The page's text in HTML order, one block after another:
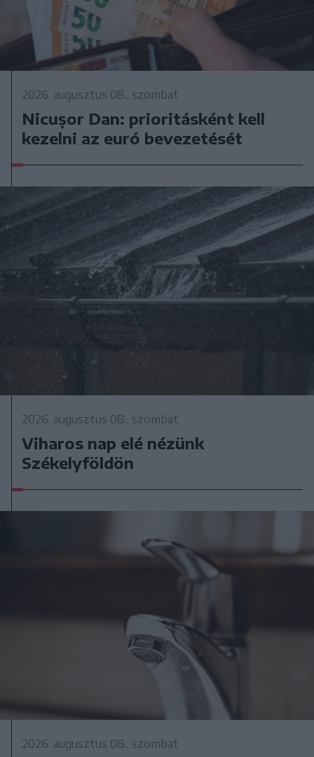
2026. augusztus 08., szombat
Nicușor Dan: prioritásként kell
kezelni az euró bevezetését
2026. augusztus 08., szombat
Viharos nap elé nézünk
Székelyföldön
2026. augusztus 08., szombat